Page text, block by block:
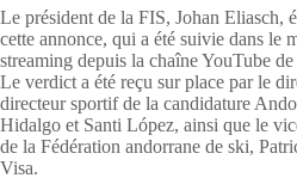
Le président de la FIS, Johan Eliasch,
cette annonce, qui a été suivie dans le
streaming depuis la chaîne YouTube
Le verdict a été reçu sur place par le
directeur sportif de la candidature
Hidalgo et Santi López, ainsi que le
de la Fédération andorrane de ski,
Visa.